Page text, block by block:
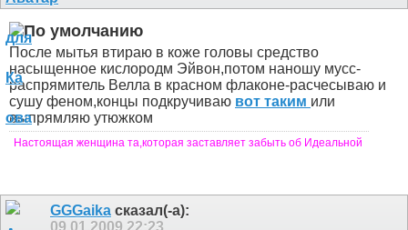
После мытья втираю в коже головы средство
насыщенное кислородм Эйвон,потом наношу мусс-
распрямитель Велла в красном флаконе-расчесываю и
сушу феном,концы подкручиваю вот таким или
выпрямляю утюжком
Настоящая женщина та,которая заставляет забыть об Идеальной
GGGaika сказал(-а):
09.01.2009 22:23